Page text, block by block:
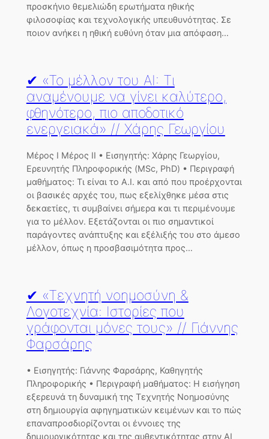
προσκήνιο θεμελιώδη ερωτήματα ηθικής
φιλοσοφίας και τεχνολογικής υπευθυνότητας. Σε
ποιον ανήκει η ηθική ευθύνη όταν μια απόφαση…
✔ «Το μέλλον του ΑΙ: Τι
αναμένουμε να γίνει καλύτερο,
φθηνότερο, πιο αποδοτικό
ενεργειακά» // Χάρης Γεωργίου
Μέρος Ι Μέρος ΙΙ • Εισηγητής: Χάρης Γεωργίου,
Ερευνητής Πληροφορικής (MSc, PhD) • Περιγραφή
μαθήματος: Τι είναι το Α.Ι. και από που προέρχονται
οι βασικές αρχές του, πως εξελίχθηκε μέσα στις
δεκαετίες, τι συμβαίνει σήμερα και τι περιμένουμε
για το μέλλον. Εξετάζονται οι πιο σημαντικοί
παράγοντες ανάπτυξης και εξέλιξής του στο άμεσο
μέλλον, όπως η προσβασιμότητα προς…
✔ «Τεχνητή νοημοσύνη &
Λογοτεχνία: Ιστορίες που
γράφονται μόνες τους» // Γιάννης
Φαρσάρης
• Εισηγητής: Γιάννης Φαρσάρης, Καθηγητής
Πληροφορικής • Περιγραφή μαθήματος: Η εισήγηση
εξερευνά τη δυναμική της Τεχνητής Νοημοσύνης
στη δημιουργία αφηγηματικών κειμένων και το πώς
επαναπροσδιορίζονται οι έννοιες της
δημιουργικότητας και της αυθεντικότητας στην ΑΙ